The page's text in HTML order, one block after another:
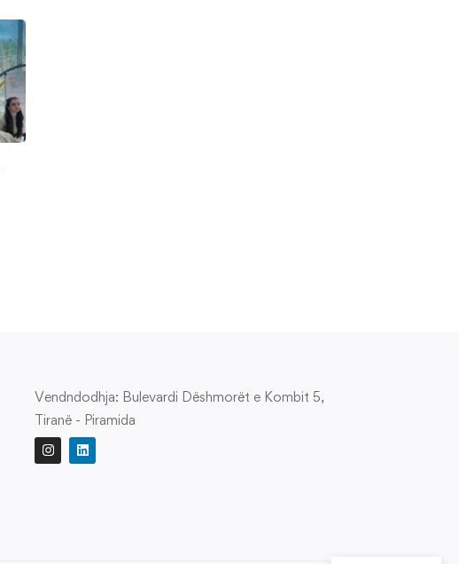
Vendndodhja: Bulevardi Dëshmorët e Kombit 5,
Tiranë - Piramida